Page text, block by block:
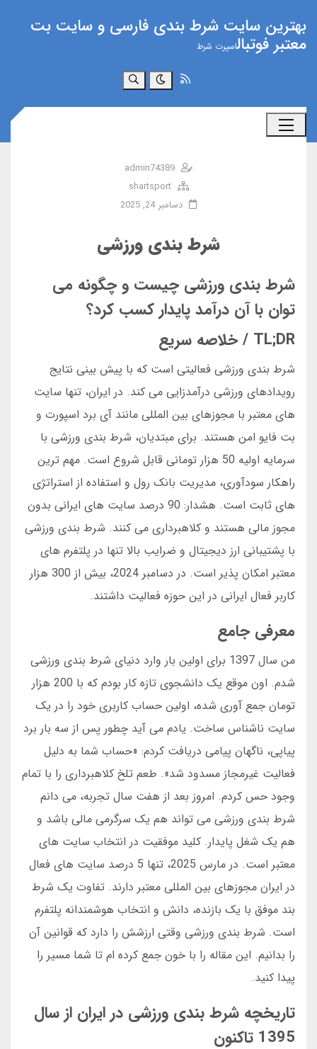
بهترین سایت شرط بندی فارسی و سایت بت
معتبر فوتبالاسپرت شرط
جستجو
admin74389
shartsport
دسامبر 24, 2025
شرط بندی ورزشی
شرط بندی ورزشی چیست و چگونه می
توان با آن درآمد پایدار کسب کرد؟
TL;DR / خلاصه سریع
شرط بندی ورزشی فعالیتی است که با پیش بینی نتایج
رویدادهای ورزشی درآمدزایی می کند. در ایران، تنها سایت
های معتبر با مجوزهای بین المللی مانند آی برد اسپورت و
بت فایو امن هستند. برای مبتدیان، شرط بندی ورزشی با
سرمایه اولیه 50 هزار تومانی قابل شروع است. مهم ترین
راهکار سودآوری، مدیریت بانک رول و استفاده از استراتژی
های ثابت است. هشدار: 90 درصد سایت های ایرانی بدون
مجوز مالی هستند و کلاهبرداری می کنند. شرط بندی ورزشی
با پشتیبانی ارز دیجیتال و ضرایب بالا تنها در پلتفرم های
معتبر امکان پذیر است. در دسامبر 2024، بیش از 300 هزار
کاربر فعال ایرانی در این حوزه فعالیت داشتند.
معرفی جامع
من سال 1397 برای اولین بار وارد دنیای شرط بندی ورزشی
شدم. اون موقع یک دانشجوی تازه کار بودم که با 200 هزار
تومان جمع آوری شده، اولین حساب کاربری خود را در یک
سایت ناشناس ساخت. یادم می آید چطور پس از سه بار برد
پیاپی، ناگهان پیامی دریافت کردم: «حساب شما به دلیل
فعالیت غیرمجاز مسدود شد». طعم تلخ کلاهبرداری را با تمام
وجود حس کردم. امروز بعد از هفت سال تجربه، می دانم
شرط بندی ورزشی می تواند هم یک سرگرمی مالی باشد و
هم یک شغل پایدار. کلید موفقیت در انتخاب سایت های
معتبر است. در مارس 2025، تنها 5 درصد سایت های فعال
در ایران مجوزهای بین المللی معتبر دارند. تفاوت یک شرط
بند موفق با یک بازنده، دانش و انتخاب هوشمندانه پلتفرم
است. شرط بندی ورزشی وقتی ارزشش را دارد که قوانین آن
را بدانیم. این مقاله را با خون جمع کرده ام تا شما مسیر را
پیدا کنید.
تاریخچه شرط بندی ورزشی در ایران از سال
1395 تاکنون